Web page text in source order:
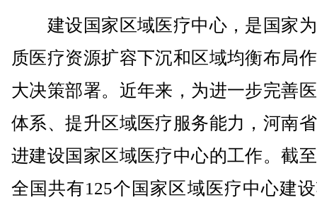
建设国家区域医疗中心，是国家
质医疗资源扩容下沉和区域均衡布局
大决策部署。近年来，为进一步完善
体系、提升区域医疗服务能力，河南
进建设国家区域医疗中心的工作。截
全国共有125个国家区域医疗中心建